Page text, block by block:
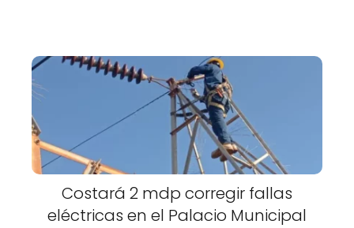
Costará 2 mdp corregir fallas
eléctricas en el Palacio Municipal